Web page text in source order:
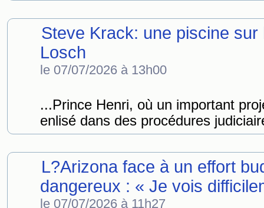
Steve Krack: une piscine
Losch
le 07/07/2026 à 13h00
...Prince Henri, où un important
enlisé dans des procédures
L?Arizona face à un effort
dangereux : « Je vois
le 07/07/2026 à 11h27